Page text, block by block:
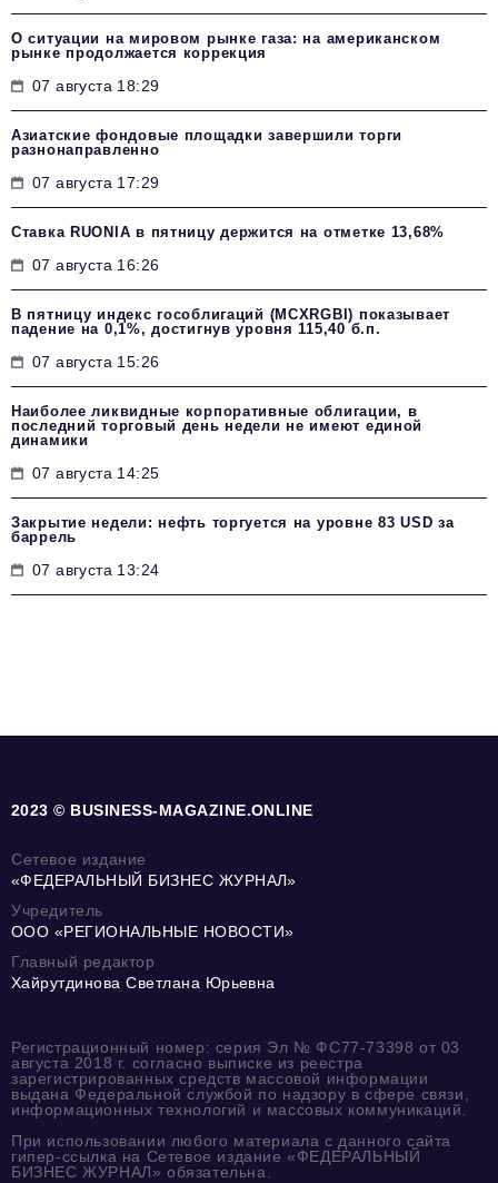
О ситуации на мировом рынке газа: на американском
рынке продолжается коррекция
07 августа 18:29
Азиатские фондовые площадки завершили торги
разнонаправленно
07 августа 17:29
Ставка RUONIA в пятницу держится на отметке 13,68%
07 августа 16:26
В пятницу индекс гособлигаций (MCXRGBI) показывает
падение на 0,1%, достигнув уровня 115,40 б.п.
07 августа 15:26
Наиболее ликвидные корпоративные облигации, в
последний торговый день недели не имеют единой
динамики
07 августа 14:25
Закрытие недели: нефть торгуется на уровне 83 USD за
баррель
07 августа 13:24
2023 © BUSINESS-MAGAZINE.ONLINE
Сетевое издание
«ФЕДЕРАЛЬНЫЙ БИЗНЕС ЖУРНАЛ»
Учредитель
ООО «РЕГИОНАЛЬНЫЕ НОВОСТИ»
Главный редактор
Хайрутдинова Светлана Юрьевна
Регистрационный номер: серия Эл № ФС77-73398 от 03
августа 2018 г. согласно выписке из реестра
зарегистрированных средств массовой информации
выдана Федеральной службой по надзору в сфере связи,
информационных технологий и массовых коммуникаций.
При использовании любого материала с данного сайта
гипер-ссылка на Сетевое издание «ФЕДЕРАЛЬНЫЙ
БИЗНЕС ЖУРНАЛ» обязательна.